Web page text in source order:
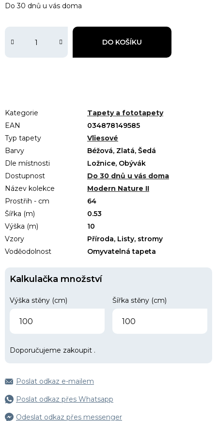
DO KOŠÍKU
Do 30 dnů u vás doma
Kategorie
Tapety a fototapety
EAN
034878149585
Typ tapety
Vliesové
Barvy
Béžová, Zlatá, Šedá
Dle místnosti
Ložnice, Obývák
Dostupnost
Do 30 dnů u vás doma
Název kolekce
Modern Nature II
Prostřih - cm
64
Šířka (m)
0.53
Výška (m)
10
Vzory
Příroda, Listy, stromy
Voděodolnost
Omyvatelná tapeta
Kalkulačka množství
Výška stěny (cm) Šířka stěny (cm)
Doporučujeme zakoupit .
Poslat odkaz e-mailem
Poslat odkaz přes Whatsapp
Odeslat odkaz přes messenger